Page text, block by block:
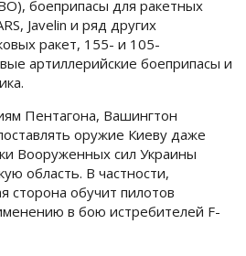
боеприпасы для ракетных
Javelin и ряд других
ракет, 155- и 105-
артиллерийские боеприпасы и
Пентагона, Вашингтон
оружие Киеву даже
Вооруженных сил Украины
область. В частности,
сторона обучит пилотов
в бою истребителей F-